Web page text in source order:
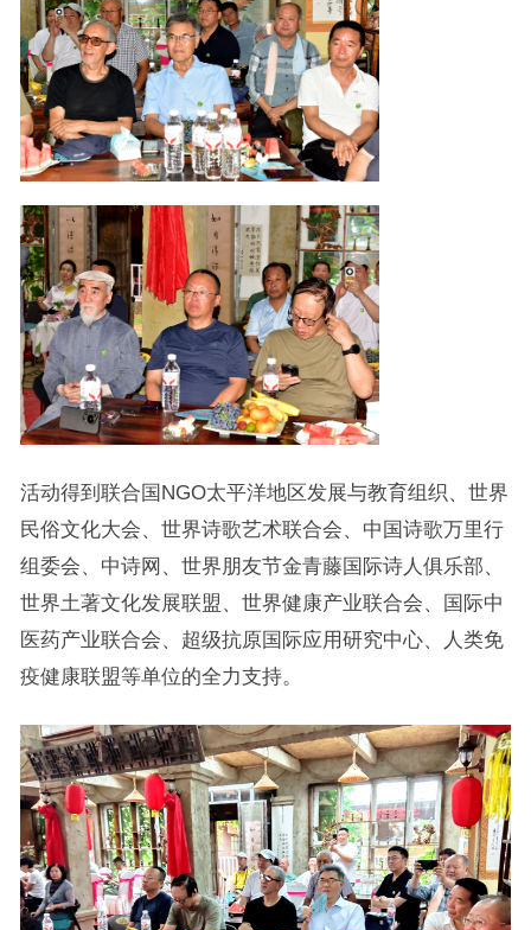
活动得到联合国NGO太平洋地区发展与教育组织、世界
民俗文化大会、世界诗歌艺术联合会、中国诗歌万里行
组委会、中诗网、世界朋友节金青藤国际诗人俱乐部、
世界土著文化发展联盟、世界健康产业联合会、国际中
医药产业联合会、超级抗原国际应用研究中心、人类免
疫健康联盟等单位的全力支持。